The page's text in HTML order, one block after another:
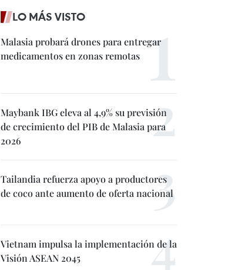
LO MÁS VISTO
Malasia probará drones para entregar
medicamentos en zonas remotas
Maybank IBG eleva al 4,9% su previsión
de crecimiento del PIB de Malasia para
2026
Tailandia refuerza apoyo a productores
de coco ante aumento de oferta nacional
Vietnam impulsa la implementación de la
Visión ASEAN 2045